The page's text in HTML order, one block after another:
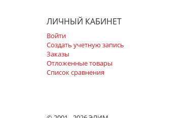
ЛИЧНЫЙ КАБИНЕТ
Войти
Создать учетную запись
Заказы
Отложенные товары
Список сравнения